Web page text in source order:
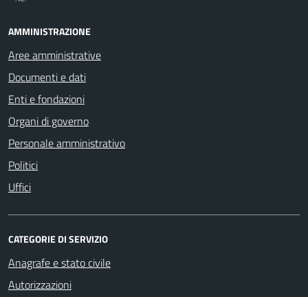
AMMINISTRAZIONE
Aree amministrative
Documenti e dati
Enti e fondazioni
Organi di governo
Personale amministrativo
Politici
Uffici
CATEGORIE DI SERVIZIO
Anagrafe e stato civile
Autorizzazioni